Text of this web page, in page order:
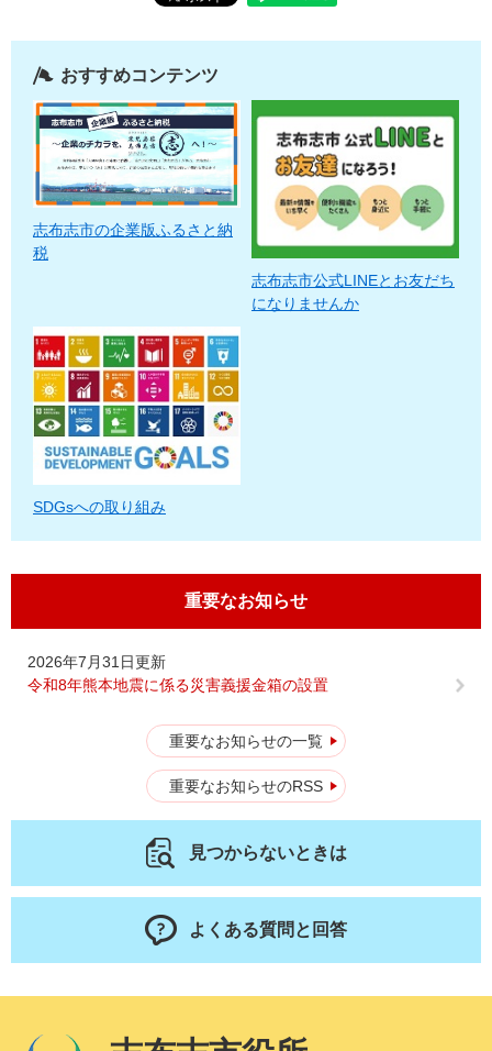
おすすめコンテンツ
志布志市の企業版ふるさと納
税
志布志市公式LINEとお友だち
になりませんか
SDGsへの取り組み
重要なお知らせ
2026年7月31日更新
令和8年熊本地震に係る災害義援金箱の設置
重要なお知らせの一覧
重要なお知らせのRSS
見つからないときは
よくある質問と回答